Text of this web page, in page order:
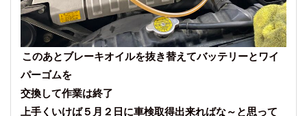
このあとブレーキオイルを抜き替えてバッテリーとワイ
パーゴムを
交換して作業は終了
上手くいけば５月２日に車検取得出来ればな～と思って